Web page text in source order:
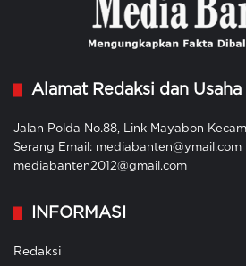
Alamat Redaksi dan Usaha
Jalan Polda No.88, Link Mayabon
Serang Email: mediabanten@ymail.com
mediabanten2012@gmail.com
INFORMASI
Redaksi